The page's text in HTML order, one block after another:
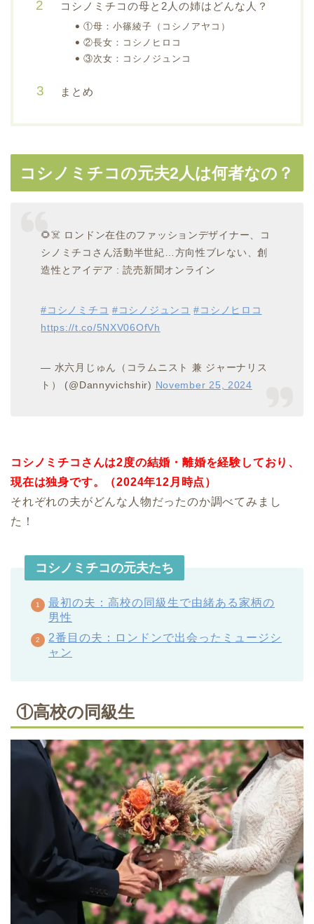
コシノミチコの母と2人の姉はどんな人？
①母：小篠綾子（コシノアヤコ）
②長女：コシノヒロコ
③次女：コシノジュンコ
まとめ
コシノミチコの元夫2人は何者なの？
🌻☠️ ロンドン在住のファッションデザイナー、コ
シノミチコさん活動半世紀…方向性ブレない、創
造性とアイデア : 読売新聞オンライン
#コシノミチコ #コシノジュンコ #コシノヒロコ
https://t.co/5NXV06OfVh
— 水六月じゅん（コラムニスト 兼 ジャーナリス
ト） (@Dannyvichshir) November 25, 2024
コシノミチコさんは2度の結婚・離婚を経験しており、
現在は独身です。（2024年12月時点）
それぞれの夫がどんな人物だったのか調べてみまし
た！
コシノミチコの元夫たち
最初の夫：高校の同級生で由緒ある家柄の
男性
2番目の夫：ロンドンで出会ったミュージシ
ャン
①高校の同級生